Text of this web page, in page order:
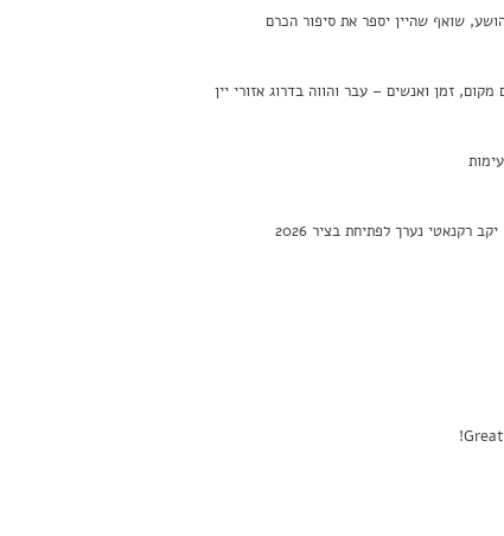
שואף שהיין יספר את סיפור הכרם
זמן ואנשים – עבר והווה בדרוג אזורי יין
רקנאטי נערך לפתיחת בציר 2026